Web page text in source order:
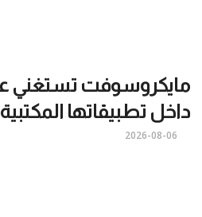
داخل تطبيقاتها المكتبية
2026-08-06